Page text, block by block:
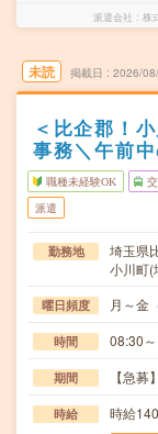
派遣会社 株
未読 掲載日 2026/
＜比企郡！
事務＼午前
職種未経験OK
派遣
勤務地
埼玉県
小川町(
曜日頻度 月～金
時間 08:30
期間 【急募
時給 時給